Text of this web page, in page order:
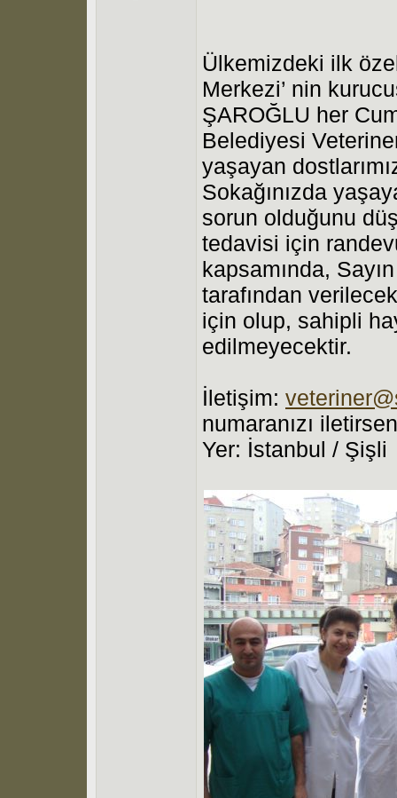
Ülkemizdeki ilk
Merkezi’ nin
ŞAROĞLU her
Belediyesi
yaşayan
Sokağınızda
sorun olduğunu
tedavisi için
kapsamında,
tarafından
için olup, sahipli
edilmeyecektir.
İletişim:
numaranızı
Yer: İstanbul / Şişli